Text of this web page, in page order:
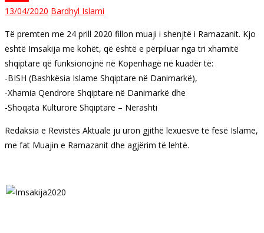
13/04/2020 Bardhyl Islami
Të premten me 24 prill 2020 fillon muaji i shenjtë i Ramazanit. Kjo
është Imsakija me kohët, që është e përpiluar nga tri xhamitë
shqiptare që funksionojnë në Kopenhagë në kuadër të:
-BISH (Bashkësia Islame Shqiptare në Danimarkë),
-Xhamia Qendrore Shqiptare në Danimarkë dhe
-Shoqata Kulturore Shqiptare – Nerashti
Redaksia e Revistës Aktuale ju uron gjithë lexuesve të fesë Islame,
me fat Muajin e Ramazanit dhe agjërim të lehtë.